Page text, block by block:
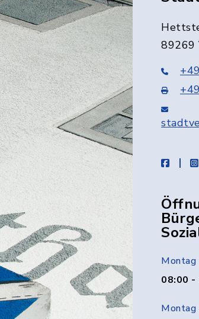
89269
Montag
08:00 -
Montag